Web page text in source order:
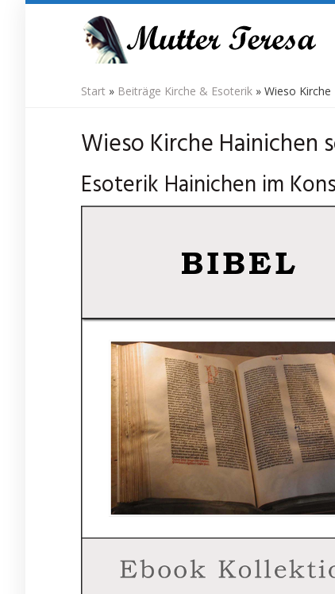
Start » Beiträge Kirche & Esoterik » Wieso
Wieso Kirche Hainichen
Esoterik Hainichen im